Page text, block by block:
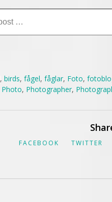
, birds, fågel, fåglar, Foto,
Photo, Photographer,
FACEBOOK TWITTER